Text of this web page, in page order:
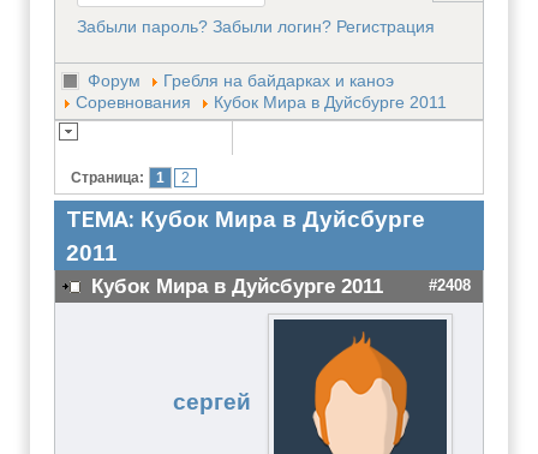
Забыли пароль? Забыли логин? Регистрация
Форум
Гребля на байдарках и каноэ
Соревнования
Кубок Мира в Дуйсбурге 2011
Страница: 1 2
ТЕМА: Кубок Мира в Дуйсбурге
2011
Кубок Мира в Дуйсбурге 2011 #2408
сергей